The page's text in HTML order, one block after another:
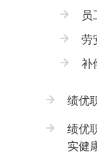
员
劳
补
绩优
绩优
实健